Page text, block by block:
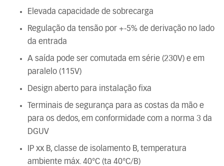
Elevada capacidade de sobrecarga
Regulação da tensão por +-5% de derivação no lado
da entrada
A saída pode ser comutada em série (230V) e em
paralelo (115V)
Design aberto para instalação fixa
Terminais de segurança para as costas da mão e
para os dedos, em conformidade com a norma 3 da
DGUV
IP xx B, classe de isolamento B, temperatura
ambiente máx. 40°C (ta 40°C/B)